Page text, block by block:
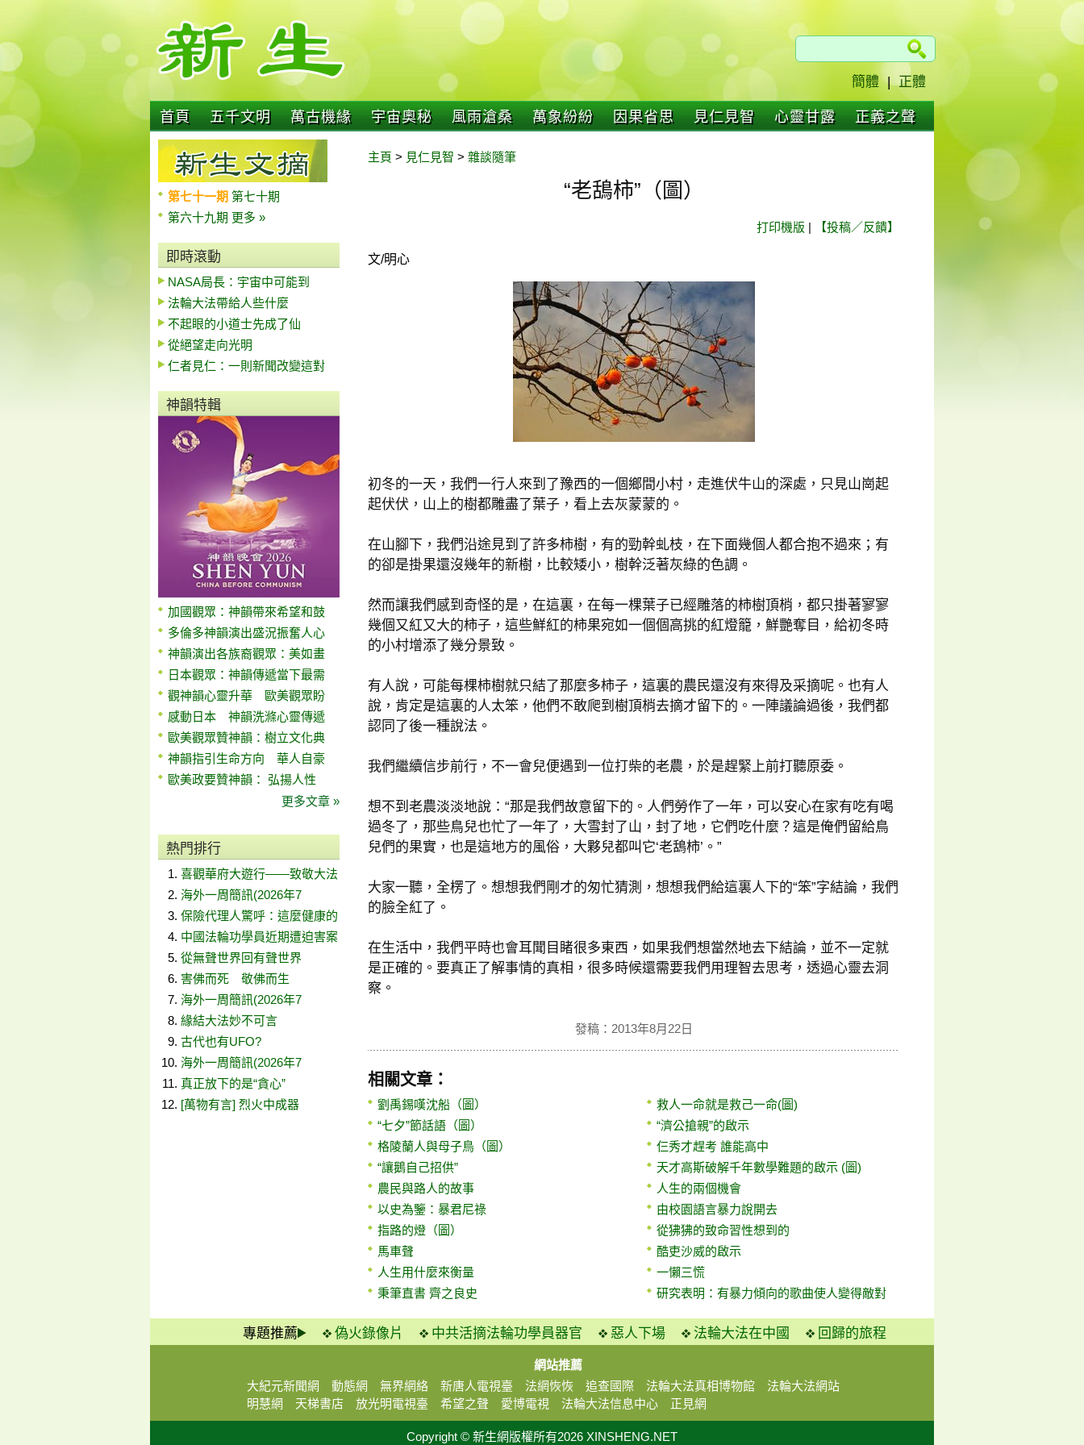
簡體 | 正體
首頁 五千文明 萬古機緣 宇宙奧秘 風雨滄桑 萬象紛紛 因果省思 見仁見智 心靈甘露 正義之聲
第七十一期 第七十期
第六十九期 更多 »
即時滾動
NASA局長：宇宙中可能到
法輪大法帶給人些什麼
不起眼的小道士先成了仙
從絕望走向光明
仁者見仁：一則新聞改變這對
神韻特輯
加國觀眾：神韻帶來希望和鼓
多倫多神韻演出盛況振奮人心
神韻演出各族裔觀眾：美如畫
日本觀眾：神韻傳遞當下最需
觀神韻心靈升華 歐美觀眾盼
感動日本 神韻洗滌心靈傳遞
歐美觀眾贊神韻：樹立文化典
神韻指引生命方向 華人自豪
歐美政要贊神韻： 弘揚人性
更多文章 »
熱門排行
喜觀華府大遊行——致敬大法
海外一周簡訊(2026年7
保險代理人驚呼：這麼健康的
中國法輪功學員近期遭迫害案
從無聲世界回有聲世界
害佛而死 敬佛而生
海外一周簡訊(2026年7
緣結大法妙不可言
古代也有UFO?
海外一周簡訊(2026年7
真正放下的是“貪心”
[萬物有言] 烈火中成器
主頁 > 見仁見智 > 雜談隨筆
“老鴰柿”（圖）
打印機版 | 【投稿／反饋】
文/明心
初冬的一天，我們一行人來到了豫西的一個鄉間小村，走進伏牛山的深處，只見山崗起
起伏伏，山上的樹都雕盡了葉子，看上去灰蒙蒙的。
在山腳下，我們沿途見到了許多柿樹，有的勁幹虬枝，在下面幾個人都合抱不過來；有
的卻是掛果還沒幾年的新樹，比較矮小，樹幹泛著灰綠的色調。
然而讓我們感到奇怪的是，在這裏，在每一棵葉子已經雕落的柿樹頂梢，都只掛著寥寥
幾個又紅又大的柿子，這些鮮紅的柿果宛如一個個高挑的紅燈籠，鮮艷奪目，給初冬時
的小村增添了幾分景致。
有人說，可能每棵柿樹就只結了那麼多柿子，這裏的農民還沒有來得及采摘呢。也有人
說，肯定是這裏的人太笨，他們不敢爬到樹頂梢去摘才留下的。一陣議論過後，我們都
認同了後一種說法。
我們繼續信步前行，不一會兒便遇到一位打柴的老農，於是趕緊上前打聽原委。
想不到老農淡淡地說：“那是我們故意留下的。人們勞作了一年，可以安心在家有吃有喝
過冬了，那些鳥兒也忙了一年了，大雪封了山，封了地，它們吃什麼？這是俺們留給鳥
兒們的果實，也是這地方的風俗，大夥兒都叫它‘老鴰柿’。”
大家一聽，全楞了。想想我們剛才的匆忙猜測，想想我們給這裏人下的“笨”字結論，我們
的臉全紅了。
在生活中，我們平時也會耳聞目睹很多東西，如果我們想當然地去下結論，並不一定就
是正確的。要真正了解事情的真相，很多時候還需要我們用理智去思考，透過心靈去洞
察。
發稿：2013年8月22日
相關文章：
劉禹錫嘆沈船（圖）
“七夕”節話語（圖）
格陵蘭人與母子鳥（圖）
“讓鵝自己招供”
農民與路人的故事
以史為鑒：暴君尼祿
指路的燈（圖）
馬車聲
人生用什麼來衡量
秉筆直書 齊之良史
救人一命就是救己一命(圖)
“濟公搶親”的啟示
仨秀才趕考 誰能高中
天才高斯破解千年數學難題的啟示 (圖)
人生的兩個機會
由校園語言暴力說開去
從狒狒的致命習性想到的
酷吏沙威的啟示
一懶三慌
研究表明：有暴力傾向的歌曲使人變得敵對
專題推薦 偽火錄像片 中共活摘法輪功學員器官 惡人下場 法輪大法在中國 回歸的旅程
網站推薦
大紀元新聞網
動態網 無界網絡 新唐人電視臺 法網恢恢 追查國際 法輪大法真相博物館
法輪大法網站
明慧網
天梯書店 放光明電視臺 希望之聲 愛博電視 法輪大法信息中心 正見網
Copyright © 新生網版權所有2026 XINSHENG.NET